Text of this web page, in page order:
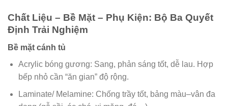
Chất Liệu – Bề Mặt – Phụ Kiện: Bộ Ba Quyết
Định Trải Nghiệm
Bề mặt cánh tủ
Acrylic bóng gương: Sang, phản sáng tốt, dễ lau. Hợp
bếp nhỏ cần “ăn gian” độ rộng.
Laminate/ Melamine: Chống trầy tốt, bảng màu–vân đa